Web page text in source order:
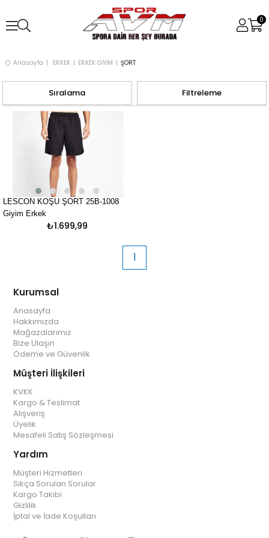
0
Anasayfa ERKEK ERKEK GİYİM ŞORT
Filtreleme
Sıralama
LESCON KOŞU ŞORT 25B-1008
Giyim Erkek
₺1.699,99
1
Kurumsal
Anasayfa
Hakkımızda
Mağazalarımız
Bize Ulaşın
Ödeme ve Güvenlik
Müşteri İlişkileri
KVKK
Kargo & Teslimat
Alışveriş
Üyelik
Mesafeli Satış Sözleşmesi
Yardım
Müşteri Hizmetleri
Sıkça Sorulan Sorular
Kargo Takibi
Gizlilik
İptal ve İade Koşulları